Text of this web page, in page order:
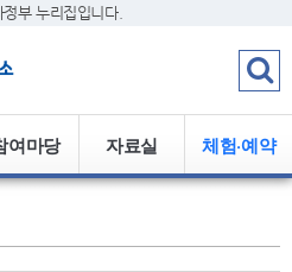
부 누리집입니다.
체험·예약
자료실
여마당